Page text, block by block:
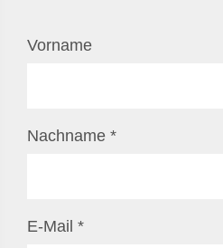
Vorname
Nachname *
E-Mail *